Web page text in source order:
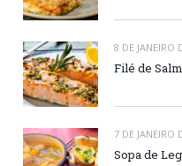
8 DE JANEIRO
Filé de
7 DE JANEIRO
Sopa de